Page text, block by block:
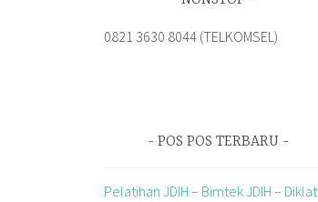
0821 3630 8044 (TELKOMSEL)
POS POS TERBARU
Pelatihan JDIH – Bimtek JDIH – Diklat